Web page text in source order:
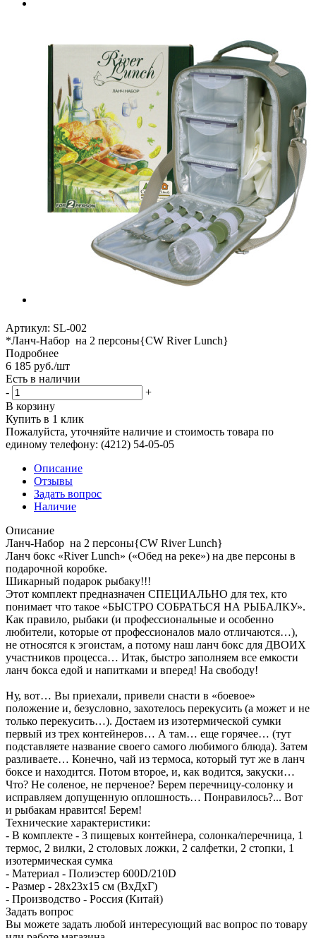
Артикул: SL-002
*Ланч-Набор на 2 персоны{CW River Lunch}
Подробнее
6 185 руб./шт
Есть в наличии
-
+
В корзину
Купить в 1 клик
Пожалуйста, уточняйте наличие и стоимость товара по
единому телефону: (4212) 54-05-05
Описание
Отзывы
Задать вопрос
Наличие
Описание
Ланч-Набор на 2 персоны{CW River Lunch}
Ланч бокс «River Lunch» («Обед на реке») на две персоны в
подарочной коробке.
Шикарный подарок рыбаку!!!
Этот комплект предназначен СПЕЦИАЛЬНО для тех, кто
понимает что такое «БЫСТРО СОБРАТЬСЯ НА РЫБАЛКУ».
Как правило, рыбаки (и профессиональные и особенно
любители, которые от профессионалов мало отличаются…),
не относятся к эгоистам, а потому наш ланч бокс для ДВОИХ
участников процесса… Итак, быстро заполняем все емкости
ланч бокса едой и напитками и вперед! На свободу!
Ну, вот… Вы приехали, привели снасти в «боевое»
положение и, безусловно, захотелось перекусить (а может и не
только перекусить…). Достаем из изотермической сумки
первый из трех контейнеров… А там… еще горячее… (тут
подставляете название своего самого любимого блюда). Затем
разливаете… Конечно, чай из термоса, который тут же в ланч
боксе и находится. Потом второе, и, как водится, закуски…
Что? Не соленое, не перченое? Берем перечницу-солонку и
исправляем допущенную оплошность… Понравилось?... Вот
и рыбакам нравится! Берем!
Технические характеристики:
- В комплекте - 3 пищевых контейнера, солонка/перечница, 1
термос, 2 вилки, 2 столовых ложки, 2 салфетки, 2 стопки, 1
изотермическая сумка
- Материал - Полиэстер 600D/210D
- Размер - 28х23х15 см (ВхДхГ)
- Производство - Россия (Китай)
Задать вопрос
Вы можете задать любой интересующий вас вопрос по товару